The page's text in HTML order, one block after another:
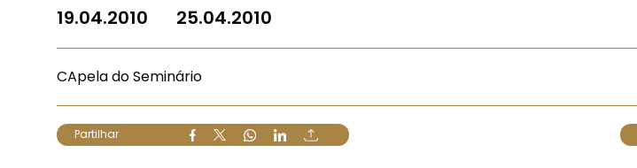
19.04.2010 25.04.2010
CApela do Seminário
Partilhar